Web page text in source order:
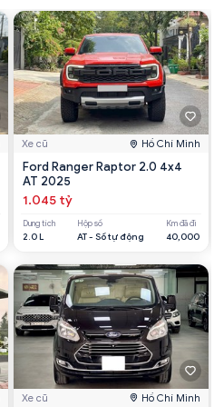
Xe cũ Hồ Chí Minh
Ford Ranger Raptor 2.0 4x4
AT 2025
1.045 tỷ
Dung tích
2.0 L
Hộp số
AT - Số tự động
Km đã đi
40,000
Xe cũ Hồ Chí Minh